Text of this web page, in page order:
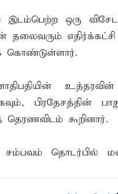
தடுப்பதற்காக
தாய்ப்பால் ஊட்டல்
அர்ப்பணிப்புச்
ஒரு
தலைவரும்
கொண்டுள்ளார்.
பிரதேசத்தின்
தெரணவிடம் கூறினார்.
சம்பவம் தொடர்பில்